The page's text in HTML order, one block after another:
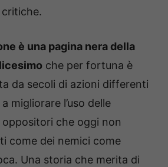
è una pagina nera della
che per fortuna è
da secoli di azioni differenti
migliorare l’uso delle
che oggi non
come dei nemici come
Una storia che merita di